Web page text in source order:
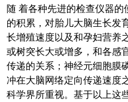
随 着各种先进的检查仪器
的积累，对胎儿大脑生长发
长增殖速度以及和孕妇营养
或树突长大或增多，和各感
传递的关系；神经元细胞膜
冲在大脑网络定向传递速度
科学界所重视。基于以上这